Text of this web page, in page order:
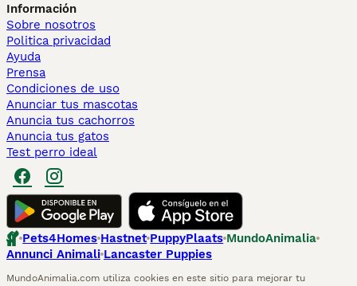
Información
Sobre nosotros
Politica privacidad
Ayuda
Prensa
Condiciones de uso
Anunciar tus mascotas
Anuncia tus cachorros
Anuncia tus gatos
Test perro ideal
Pets4Homes Hastnet PuppyPlaats MundoAnimalia
Annunci Animali Lancaster Puppies
MundoAnimalia.com utiliza cookies en este sitio para mejorar tu